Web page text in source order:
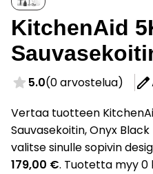
KitchenAid
5.0(0 arvostelua)
Vertaa tuotteen
Sauvasekoitin, Onyx
valitse sinulle sopivin
179,00 €. Tuotetta myy 0